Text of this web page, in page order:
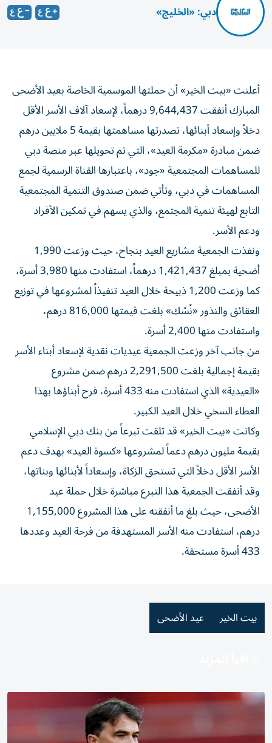
دبي: «الخليج»
أعلنت «بيت الخير» أن حملتها الموسمية الخاصة بعيد الأضحى
المبارك أنفقت 9,644,437 درهماً، لإسعاد آلاف الأسر الأقل
دخلاً وإسعاد أبنائها، تصدرتها مساهمتها بقيمة 5 ملايين درهم
ضمن مبادرة «مكرمة العيد»، التي تم تحويلها عبر منصة دبي
للمساهمات المجتمعية «جود»، باعتبارها القناة الرسمية لجمع
المساهمات في دبي، وتأتي ضمن صندوق التنمية المجتمعية
التابع لهيئة تنمية المجتمع، والذي يسهم في تمكين الأفراد
ودعم الأسر.
ونفذت الجمعية مشاريع العيد بنجاح، حيث وزعت 1,990
أضحية بمبلغ 1,421,437 درهماً، استفادت منها 3,980 أسرة،
كما وزعت 1,200 ذبيحة خلال العيد تنفيذاً لمشروعها في توزيع
العقائق والنذور «نُسُك» بلغت قيمتها 816,000 درهم،
واستفادت منها 2,400 أسرة.
من جانب آخر وزعت الجمعية عيديات نقدية لإسعاد أبناء الأسر
بقيمة إجمالية بلغت 2,291,500 درهم ضمن مشروع
«العيدية» الذي استفادت منه 433 أسرة، فرح أبناؤها بهذا
العطاء السخي خلال العيد الكبير.
وكانت «بيت الخير» قد تلقت تبرعاً من بنك دبي الإسلامي
بقيمة مليون درهم دعماً لمشروعها «كسوة العيد» بهدف دعم
الأسر الأقل دخلاً التي تستحق الزكاة، وإسعاداً لأبنائها وبناتها،
وقد أنفقت الجمعية هذا التبرع مباشرة خلال حملة عيد
الأضحى، حيث بلغ ما أنفقته على هذا المشروع 1,155,000
درهم، استفادت منه الأسر المستهدفة من فرحة العيد وعددها
433 أسرة مستحقة.
بيت الخير عيد الأضحى